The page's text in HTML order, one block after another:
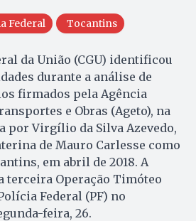
Federal Tocantins
da União (CGU) identificou
durante a análise de
firmados pela Agência
e Obras (Ageto), na
por Virgílio da Silva Azevedo,
de Mauro Carlesse como
em abril de 2018. A
terceira Operação Timóteo
Federal (PF) no
feira, 26.